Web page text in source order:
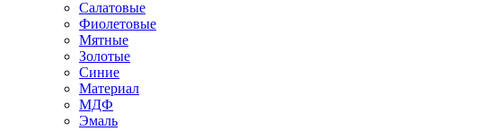
Салатовые
Фиолетовые
Мятные
Золотые
Синие
Материал
МДФ
Эмаль